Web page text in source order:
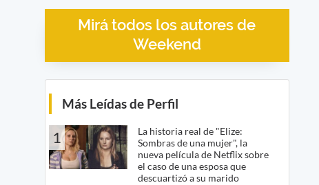
Mirá todos los autores de
Weekend
Más Leídas de Perfil
1
La historia real de "Elize:
Sombras de una mujer", la
nueva película de Netflix sobre
el caso de una esposa que
descuartizó a su marido